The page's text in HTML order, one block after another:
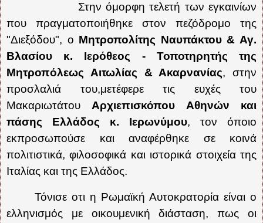
Στην όμορφη τελετή των εγκαινίων
που πραγματοποιήθηκε στον πεζόδρομο της
"Διεξόδου", ο Μητροπολίτης Ναυπάκτου & Αγ.
Βλασίου κ. Ιερόθεος - Τοποτηρητής της
Μητροπόλεως Αιτωλίας & Ακαρνανίας, στην
προσλαλιά του,μετέφερε τις ευχές του
ΜακαριωτάτουΑρχιεπισκόπου Αθηνών και
πάσης Ελλάδος κ. Ιερωνύμου, τον όποιο
εκπροσωπούσε και αναφέρθηκε σε κοινά
πολιτιστικά, φιλοσοφικά και ιστορικά στοιχεία της
Ιταλίας και της Ελλάδος.
Τόνισε οτι η Ρωμαϊκή Αυτοκρατορία είναι ο
ελληνισμός με οικουμενική διάσταση, πως οι